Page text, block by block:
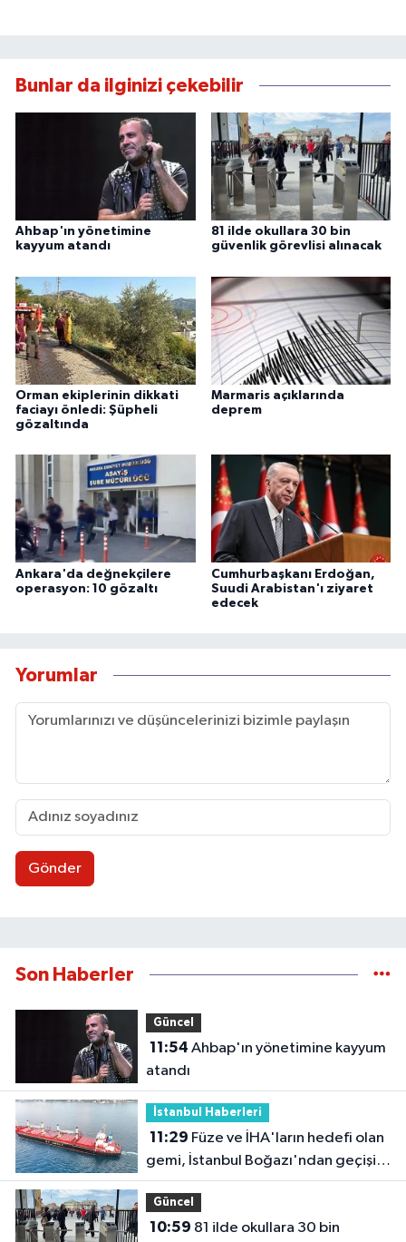
Bunlar da ilginizi çekebilir
Ahbap'ın yönetimine
kayyum atandı
81 ilde okullara 30 bin
güvenlik görevlisi alınacak
Orman ekiplerinin dikkati
faciayı önledi: Şüpheli
gözaltında
Marmaris açıklarında
deprem
Ankara'da değnekçilere
operasyon: 10 gözaltı
Cumhurbaşkanı Erdoğan,
Suudi Arabistan'ı ziyaret
edecek
Yorumlar
Gönder
Son Haberler
Güncel
11:54
atandı
İstanbul Haberleri
11:29
gemi, İstanbul Boğazı'ndan geçişini
tamamladı
Güncel
10:59